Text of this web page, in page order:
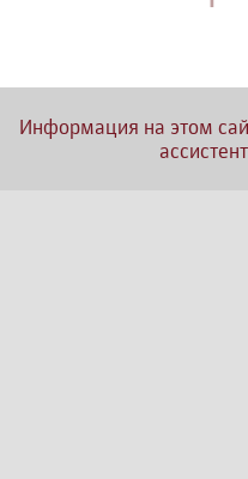
Информация на этом